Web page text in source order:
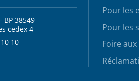
BP 38549
cedex 4
10
Pour les
Pour les
Foire